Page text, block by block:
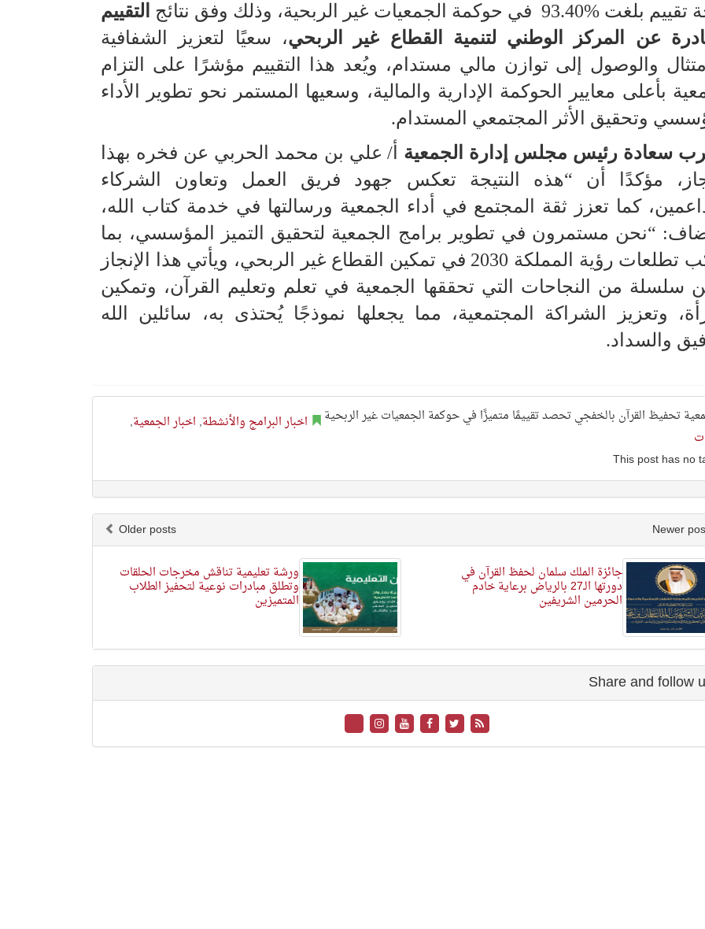
%93.40 في حوكمة الجمعيات غير الربحية، وذلك وفق نتائج
التقييم
عن المركز الوطني لتنمية القطاع غير الربحي، سعيًا لتعزيز الشفافية
والوصول إلى توازن مالي مستدام، ويُعد هذا التقييم مؤشرًا على التزام
بأعلى معايير الحوكمة الإدارية والمالية، وسعيها المستمر نحو تطوير الأداء
وتحقيق الأثر المجتمعي المستدام.
سعادة رئيس مجلس إدارة الجمعية أ/ علي بن محمد الحربي عن فخره بهذا
مؤكدًا أن “هذه النتيجة تعكس جهود فريق العمل وتعاون الشركاء
كما تعزز ثقة المجتمع في أداء الجمعية ورسالتها في خدمة كتاب الله،
“نحن مستمرون في تطوير برامج الجمعية لتحقيق التميز المؤسسي، بما
رؤية المملكة 2030 في تمكين القطاع غير الربحي،
ويأتي هذا الإنجاز
سلسلة من النجاحات التي تحققها الجمعية في تعلم وتعليم القرآن، وتمكين
وتعزيز الشراكة المجتمعية، مما يجعلها نموذجًا يُحتذى به، سائلين الله
والسداد.
اخبار البرامج والأنشطة, اخبار الجمعية,
Older posts
ورشة تعليمية تناقش مخرجات الحلقات
وتطلق مبادرات نوعية لتحفيز الطلاب
المتميزين
جائزة الملك سلمان لحفظ القرآن في
دورتها الـ27 بالرياض برعاية خادم
الحرمين الشريفين